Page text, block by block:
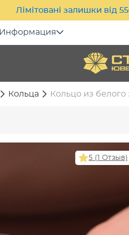
Лімітовані залишки від
Информация
Кольца Кольцо из белого
5 (1 Отзыв)